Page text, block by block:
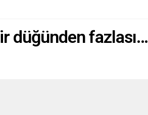
düğünden fazlası…